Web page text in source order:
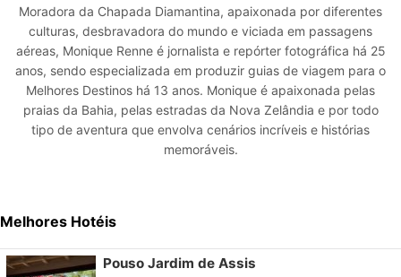
Moradora da Chapada Diamantina, apaixonada por diferentes
culturas, desbravadora do mundo e viciada em passagens
aéreas, Monique Renne é jornalista e repórter fotográfica há 25
anos, sendo especializada em produzir guias de viagem para o
Melhores Destinos há 13 anos. Monique é apaixonada pelas
praias da Bahia, pelas estradas da Nova Zelândia e por todo
tipo de aventura que envolva cenários incríveis e histórias
memoráveis.
Melhores Hotéis
Pouso Jardim de Assis